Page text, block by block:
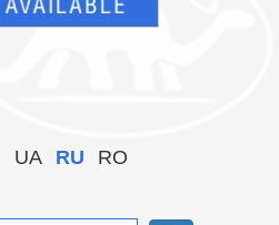
UA RU RO